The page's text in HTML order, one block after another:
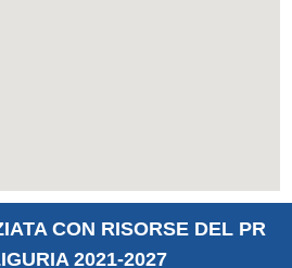
CON RISORSE DEL PR
2021-2027